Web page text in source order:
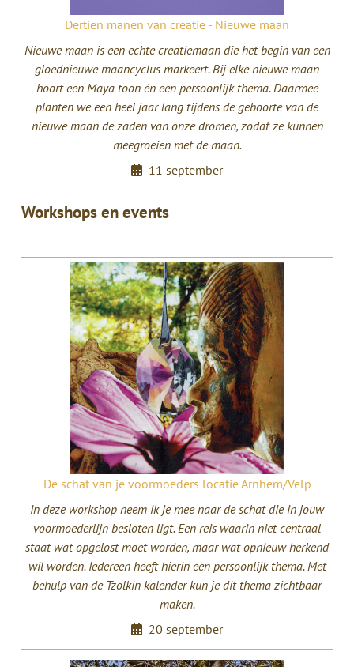
Dertien manen van creatie - Nieuwe maan
Nieuwe maan is een echte creatiemaan die het begin van een
gloednieuwe maancyclus markeert. Bij elke nieuwe maan
hoort een Maya toon én een persoonlijk thema. Daarmee
planten we een heel jaar lang tijdens de geboorte van de
nieuwe maan de zaden van onze dromen, zodat ze kunnen
meegroeien met de maan.
11 september
Workshops en events
De schat van je voormoeders locatie Arnhem/Velp
In deze workshop neem ik je mee naar de schat die in jouw
voormoederlijn besloten ligt. Een reis waarin niet centraal
staat wat opgelost moet worden, maar wat opnieuw herkend
wil worden. Iedereen heeft hierin een persoonlijk thema. Met
behulp van de Tzolkin kalender kun je dit thema zichtbaar
maken.
20 september